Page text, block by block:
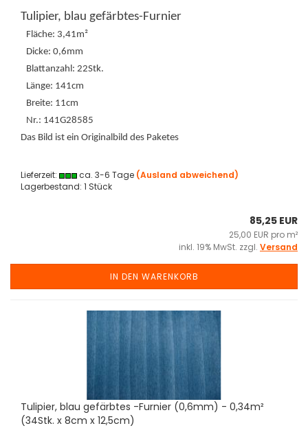
Tulipier, blau gefärbtes-Furnier
Fläche: 3,41m²
Dicke: 0,6mm
Blattanzahl: 22Stk.
Länge: 141cm
Breite: 11cm
Nr.: 141G28585
Das Bild ist ein Originalbild des Paketes
Lieferzeit: ca. 3-6 Tage (Ausland abweichend)
Lagerbestand: 1 Stück
85,25 EUR
25,00 EUR pro m²
inkl. 19% MwSt. zzgl. Versand
IN DEN WARENKORB
Tulipier, blau gefärbtes -Furnier (0,6mm) - 0,34m²
(34Stk. x 8cm x 12,5cm)